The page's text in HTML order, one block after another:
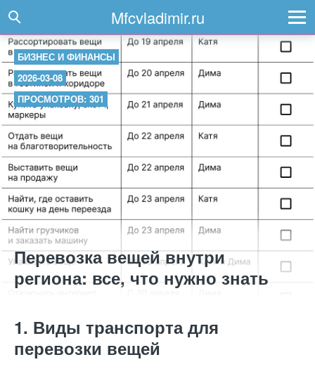
Mfcvladimir.ru
БИЗНЕС И ФИНАНСЫ
2026-03-08
ПРОСМОТРОВ: 301
Перевозка вещей внутри
региона: все, что нужно знать
1. Виды транспорта для
перевозки вещей